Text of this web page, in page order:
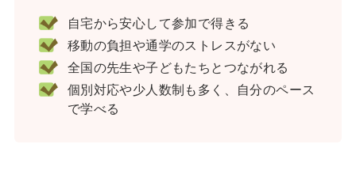
自宅から安心して参加で得きる
移動の負担や通学のストレスがない
全国の先生や子どもたちとつながれる
個別対応や少人数制も多く、自分のペース
で学べる